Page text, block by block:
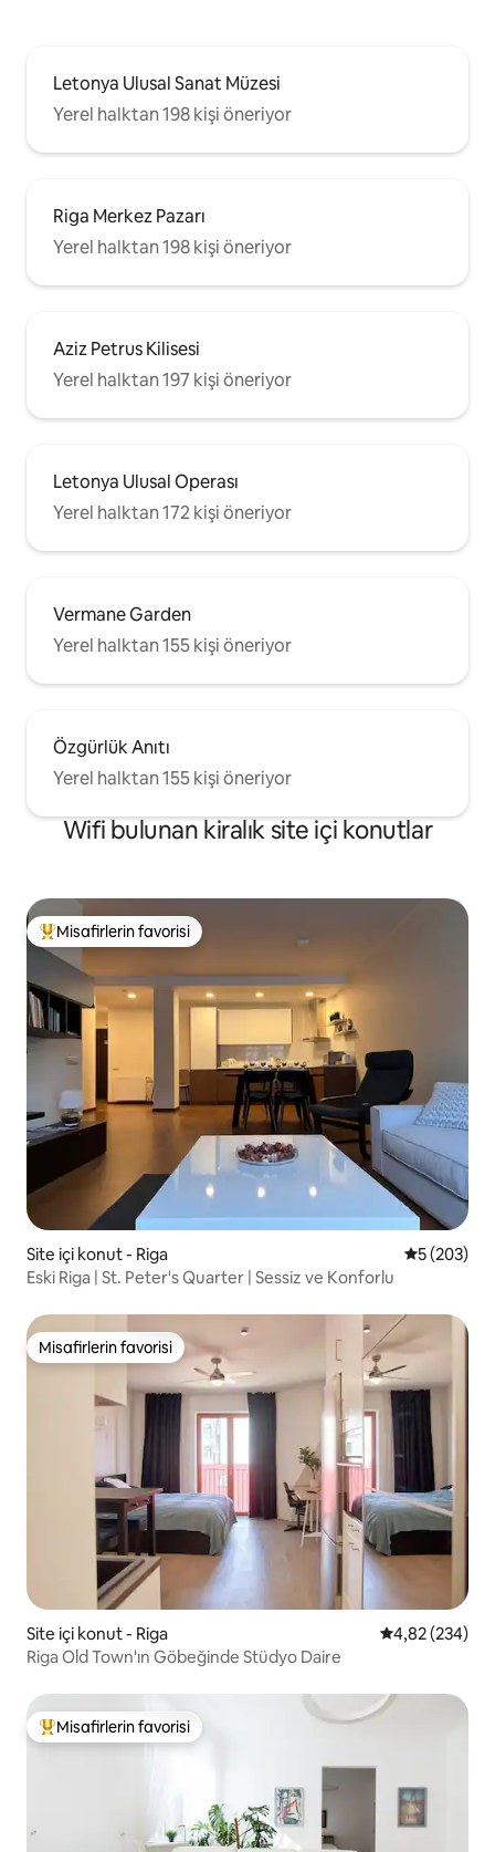
Letonya Ulusal Sanat Müzesi
Yerel halktan 198 kişi öneriyor
Riga Merkez Pazarı
Yerel halktan 198 kişi öneriyor
Aziz Petrus Kilisesi
Yerel halktan 197 kişi öneriyor
Letonya Ulusal Operası
Yerel halktan 172 kişi öneriyor
Vermane Garden
Yerel halktan 155 kişi öneriyor
Özgürlük Anıtı
Yerel halktan 155 kişi öneriyor
Wifi bulunan kiralık site içi konutlar
Misafirlerin favorilerinden en beğenilenler arasında
Misafirlerin favorisi
Site içi konut - Riga 55 (203)
Eski Riga | St. Peter's Quarter | Sessiz ve Konforlu
Misafirlerin favorisi
Misafirlerin favorisi
Site içi konut - Riga 5 üzerinden
4,82 (234)
Riga Old Town'ın Göbeğinde Stüdyo Daire
Misafirlerin favorilerinden en beğenilenler arasında
Misafirlerin favorisi